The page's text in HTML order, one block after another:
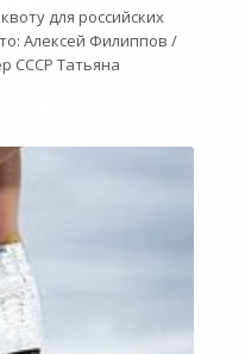
для российских
Алексей Филиппов /
СССР Татьяна